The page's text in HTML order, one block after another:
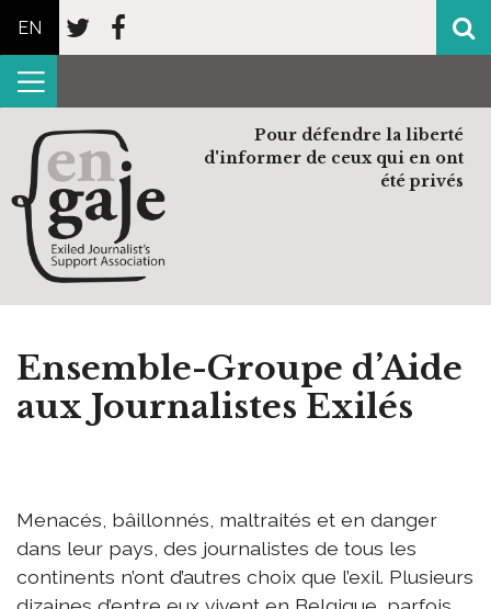
EN
Pour défendre la liberté
d'informer de ceux qui en ont
été privés
Ensemble-Groupe d’Aide
aux Journalistes Exilés
Menacés, bâillonnés, maltraités et en danger
dans leur pays, des journalistes de tous les
continents n’ont d’autres choix que l’exil. Plusieurs